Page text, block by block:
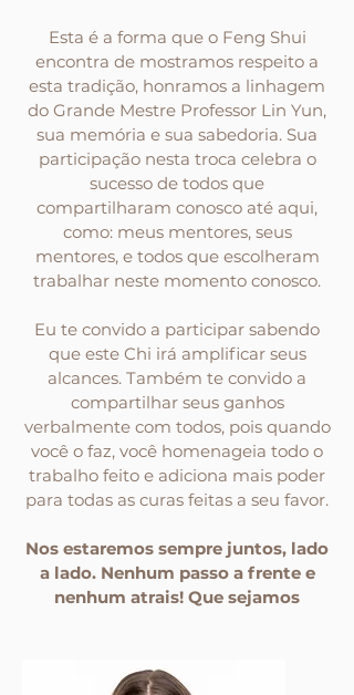
Esta é a forma que o Feng Shui
encontra de mostramos respeito a
esta tradição, honramos a linhagem
do Grande Mestre Professor Lin Yun,
sua memória e sua sabedoria. Sua
participação nesta troca celebra o
sucesso de todos que
compartilharam conosco até aqui,
como: meus mentores, seus
mentores, e todos que escolheram
trabalhar neste momento conosco.
Eu te convido a participar sabendo
que este Chi irá amplificar seus
alcances. Também te convido a
compartilhar seus ganhos
verbalmente com todos, pois quando
você o faz, você homenageia todo o
trabalho feito e adiciona mais poder
para todas as curas feitas a seu favor.
Nos estaremos sempre juntos, lado
a lado. Nenhum passo a frente e
nenhum atrais! Que sejamos